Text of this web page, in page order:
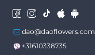
dao@daoflowers.com
+31610338735